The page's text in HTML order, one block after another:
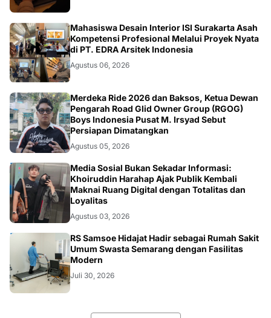
NASIONAL
Mahasiswa Desain Interior ISI Surakarta Asah
Kompetensi Profesional Melalui Proyek Nyata
di PT. EDRA Arsitek Indonesia
Agustus 06, 2026
NASIONAL
Merdeka Ride 2026 dan Baksos, Ketua Dewan
Pengarah Road Glid Owner Group (RGOG)
Boys Indonesia Pusat M. Irsyad Sebut
Persiapan Dimatangkan
Agustus 05, 2026
OPINI
Media Sosial Bukan Sekadar Informasi:
Khoiruddin Harahap Ajak Publik Kembali
Maknai Ruang Digital dengan Totalitas dan
Loyalitas
Agustus 03, 2026
KESEHATAN
RS Samsoe Hidajat Hadir sebagai Rumah Sakit
Umum Swasta Semarang dengan Fasilitas
Modern
Juli 30, 2026